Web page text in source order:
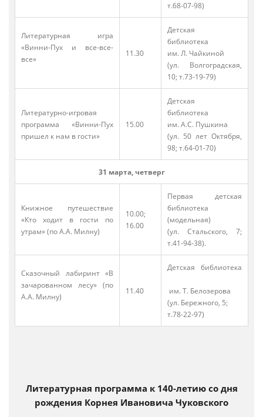
т.68-07-98)
Литературная игра
«Винни-Пух и все-все-
все»
11.30
Детская
библиотека
им. Л. Чайкиной
(ул. Волгоградская,
10; т.73-19-79)
Литературно-игровая
программа «Винни-Пух
пришел к нам в гости»
15.00
Детская
библиотека
им. А.С. Пушкина
(ул. 50 лет Октября,
98; т.64-01-70)
31 марта, четверг
Книжное путешествие
«Кто ходит в гости по
утрам» (по А.А. Милну)
10.00;
16.00
Первая детская
библиотека
(модельная)
(ул. Стальского, 7;
т.41-94-38).
Сказочный лабиринт «В
зачарованном лесу» (по
А.А. Милну)
11.40
Детская библиотека
им. Т. Белозерова
(ул. Бережного, 5;
т.78-22-97)
Литературная программа к 140-летию со дня
рождения Корнея Ивановича Чуковского